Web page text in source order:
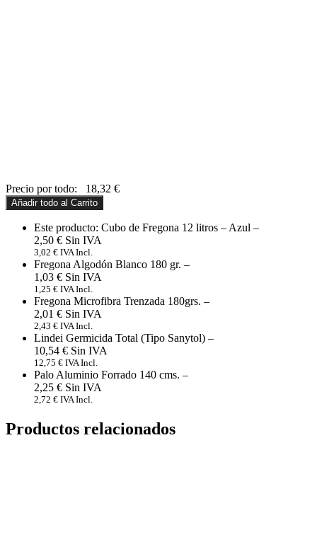
Precio por todo: 18,32 €
Añadir todo al Carrito
Este producto: Cubo de Fregona 12 litros – Azul –
2,50 €
3,02 € IVA Incl.
Fregona Algodón Blanco 180 gr. –
1,03 €
1,25 € IVA Incl.
Fregona Microfibra Trenzada 180grs. –
2,01 €
2,43 € IVA Incl.
Lindei Germicida Total (Tipo Sanytol) –
10,54 €
12,75 € IVA Incl.
Palo Aluminio Forrado 140 cms. –
2,25 €
2,72 € IVA Incl.
Productos relacionados